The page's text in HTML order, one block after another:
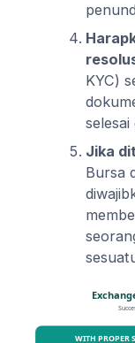
KYC)
Jika
Bursa